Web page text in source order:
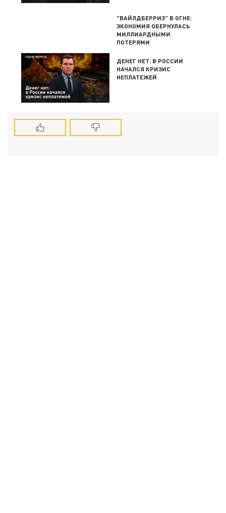
"ВАЙЛДБЕРРИЗ" В ОГНЕ:
ЭКОНОМИЯ ОБЕРНУЛАСЬ
МИЛЛИАРДНЫМИ
ПОТЕРЯМИ
ДЕНЕГ НЕТ: В РОССИИ
НАЧАЛСЯ КРИЗИС
НЕПЛАТЕЖЕЙ